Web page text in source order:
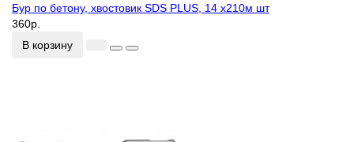
Бур по бетону, хвостовик SDS PLUS, 14 х210м шт
360р.
В корзину